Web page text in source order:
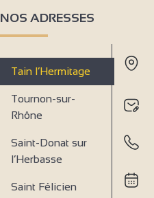
NOS ADRESSES
Tain l’Hermitage
Tournon-sur-
Rhône
Saint-Donat sur
l’Herbasse
Saint Félicien